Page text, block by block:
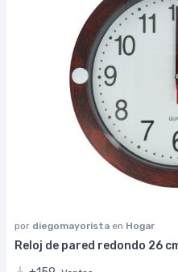
por diegomayorista en Hogar
Reloj de pared redondo 26